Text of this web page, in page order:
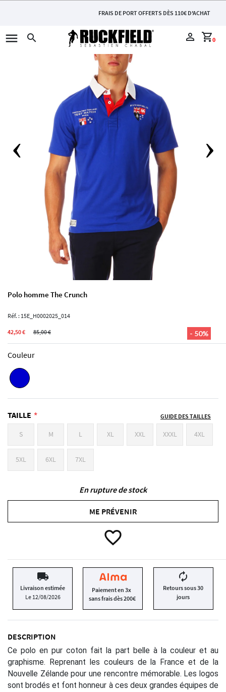
FRAIS DE PORT OFFERTS DÈS 110€ D'ACHAT
menu search perm_identity 0
shopping_cart
Polo homme The Crunch
Réf. : 15E_H0002025_014
- 50%
42,50 € 85,00 €
Couleur
TAILLE GUIDE DES TAILLES
S M L XL XXL XXXL 4XL
5XL 6XL 7XL
En rupture de stock
ME PRÉVENIR
favorite_border
local_shipping
Livraison estimée
Le 12/08/2026
Paiement en 3x
sans frais dès 200€
autorenew
Retours sous 30
jours
DESCRIPTION
Ce polo en pur coton fait la part belle à la couleur et au
graphisme. Reprenant les couleurs de la France et de la
Nouvelle Zélande pour une rencontre mémorable. Les logos
sont brodés et font honneur à ces deux grandes équipes de